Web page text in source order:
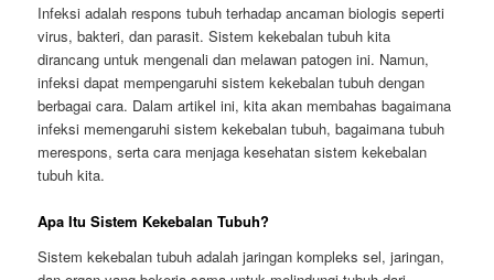
Infeksi adalah respons tubuh terhadap ancaman biologis seperti
virus, bakteri, dan parasit. Sistem kekebalan tubuh kita
dirancang untuk mengenali dan melawan patogen ini. Namun,
infeksi dapat mempengaruhi sistem kekebalan tubuh dengan
berbagai cara. Dalam artikel ini, kita akan membahas bagaimana
infeksi memengaruhi sistem kekebalan tubuh, bagaimana tubuh
merespons, serta cara menjaga kesehatan sistem kekebalan
tubuh kita.
Apa Itu Sistem Kekebalan Tubuh?
Sistem kekebalan tubuh adalah jaringan kompleks sel, jaringan,